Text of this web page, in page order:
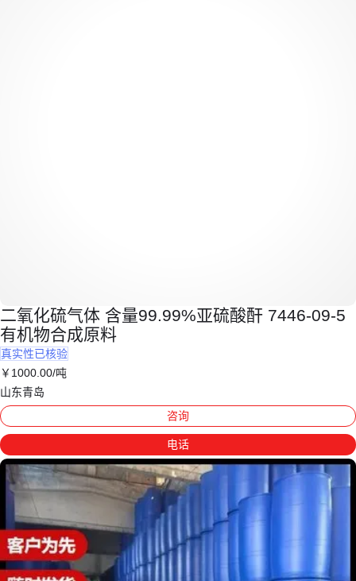
二氧化硫气体 含量99.99%亚硫酸酐 7446-09-5
有机物合成原料
真实性已核验
￥ 1000 .00/吨
山东青岛
咨询
电话